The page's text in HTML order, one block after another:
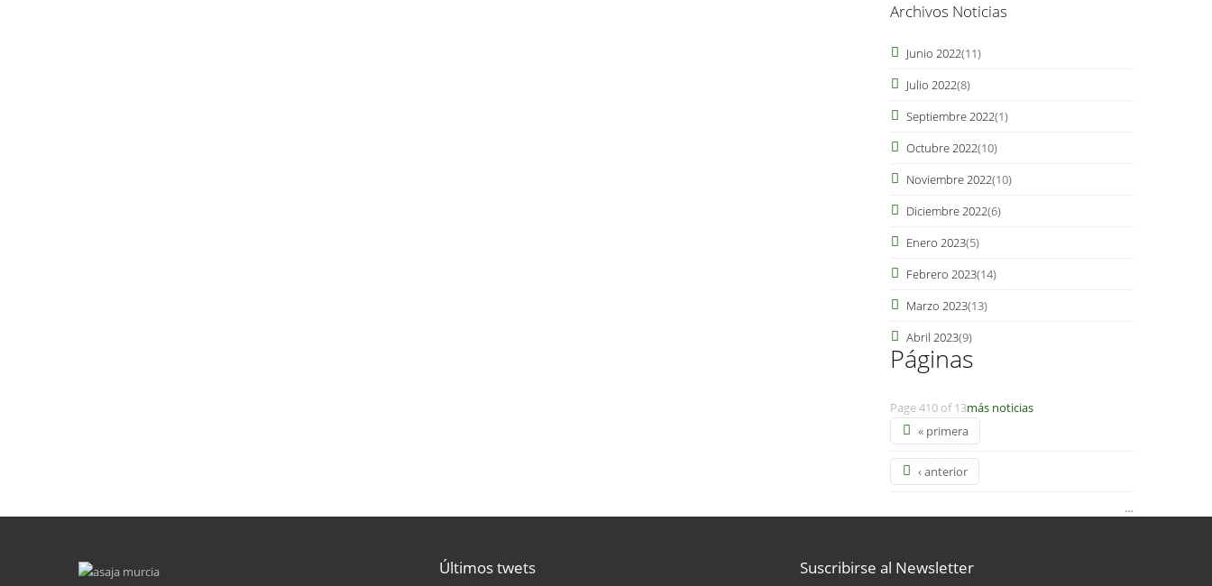
Archivos Noticias
Junio 2022(11)
Julio 2022(8)
Septiembre 2022(1)
Octubre 2022(10)
Noviembre 2022(10)
Diciembre 2022(6)
Enero 2023(5)
Febrero 2023(14)
Marzo 2023(13)
Abril 2023(9)
Páginas
Page 410 of 13
« primera
‹ anterior
…
más noticias
Últimos twets Suscribirse al Newsletter